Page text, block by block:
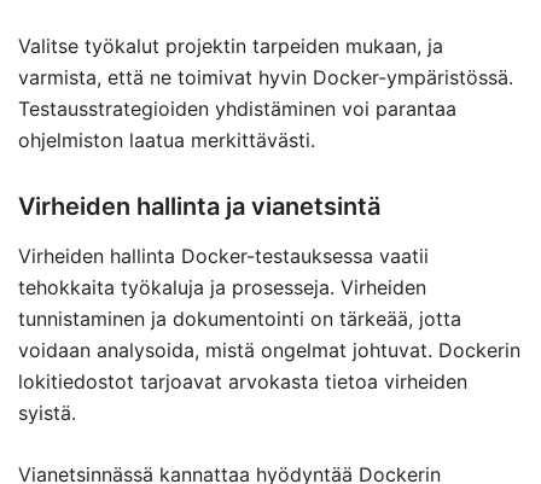
Valitse työkalut projektin tarpeiden mukaan, ja
varmista, että ne toimivat hyvin Docker-ympäristössä.
Testausstrategioiden yhdistäminen voi parantaa
ohjelmiston laatua merkittävästi.
Virheiden hallinta ja vianetsintä
Virheiden hallinta Docker-testauksessa vaatii
tehokkaita työkaluja ja prosesseja. Virheiden
tunnistaminen ja dokumentointi on tärkeää, jotta
voidaan analysoida, mistä ongelmat johtuvat. Dockerin
lokitiedostot tarjoavat arvokasta tietoa virheiden
syistä.
Vianetsinnässä kannattaa hyödyntää Dockerin